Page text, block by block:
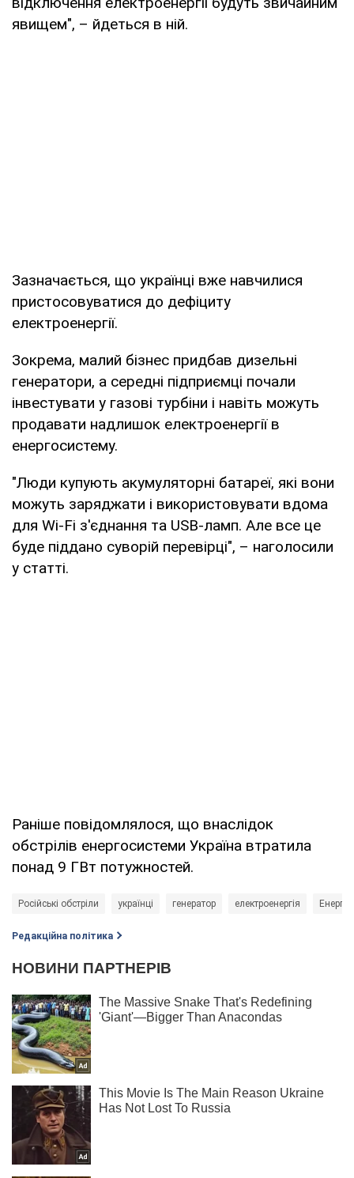
явищем", – йдеться в ній.
Зазначається, що українці вже навчилися
пристосовуватися до дефіциту
електроенергії.
Зокрема, малий бізнес придбав дизельні
генератори, а середні підприємці почали
інвестувати у газові турбіни і навіть можуть
продавати надлишок електроенергії в
енергосистему.
"Люди купують акумуляторні батареї, які вони
можуть заряджати і використовувати вдома
для Wi-Fi з'єднання та USB-ламп. Але все це
буде піддано суворій перевірці", – наголосили
у статті.
Раніше повідомлялося, що внаслідок
обстрілів енергосистеми Україна втратила
понад 9 ГВт потужностей.
Російські обстріли українці генератор електроенергія
Редакційна політика